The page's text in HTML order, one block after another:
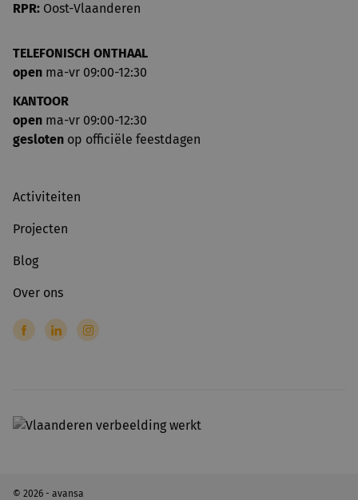
RPR: Oost-Vlaanderen
TELEFONISCH ONTHAAL
open ma-vr 09:00-12:30
KANTOOR
open ma-vr 09:00-12:30
gesloten op officiële feestdagen
Activiteiten
Projecten
Blog
Over ons
© 2026 - avansa